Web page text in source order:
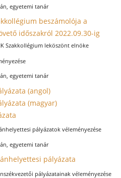
egyetemi tanár
beszámolója a
időszakról 2022.09.30-ig
Szakkollégium leköszönt elnöke
egyetemi tanár
(angol)
(magyar)
pályázatok véleményezése
egyetemi tanár
pályázata
pályázatainak véleményezése